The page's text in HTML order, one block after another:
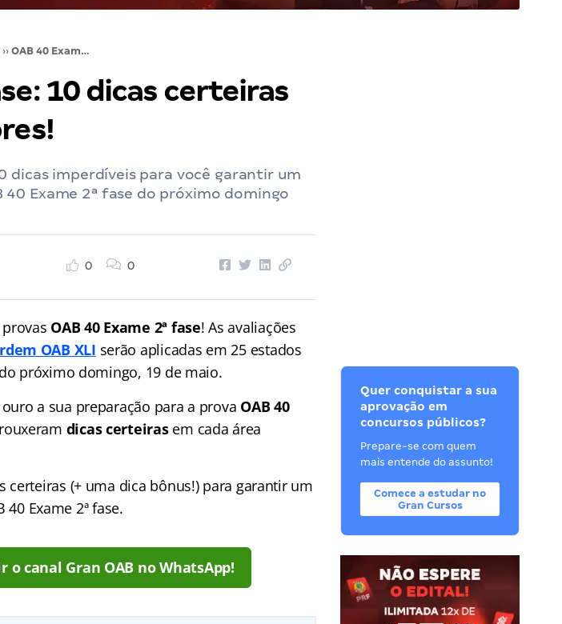
›› OAB 40 Exame 2ª fase: 10 dicas certeiras de nossos professores!
10 dicas certeiras
dicas imperdíveis para você garantir um
Exame 2ª fase do próximo domingo
0 0
OAB 40 Exame 2ª fase! As avaliações
OAB XLI serão aplicadas em 25 estados
próximo domingo, 19 de maio.
a sua preparação para a prova OAB 40
dicas certeirasem cada área
(+ uma dica bônus!) para garantir um
Exame 2ª fase.
o canal Gran OAB no WhatsApp!
Quer conquistar a sua
aprovação em
concursos públicos?
Prepare-se com quem
mais entende do assunto!
Comece a estudar no
Gran Cursos